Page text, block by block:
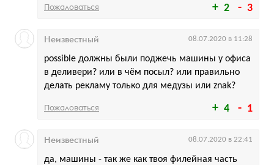
2 3
Пожаловаться
4 1
possible должны были поджечь машины у офиса
в деливери? или в чём посыл? или правильно
делать рекламу только для медузы или znak?
Неизвестный 08.07.2020 в 11:28
Пожаловаться
да, машины - так же как твоя филейная часть
Неизвестный 08.07.2020 в 22:41